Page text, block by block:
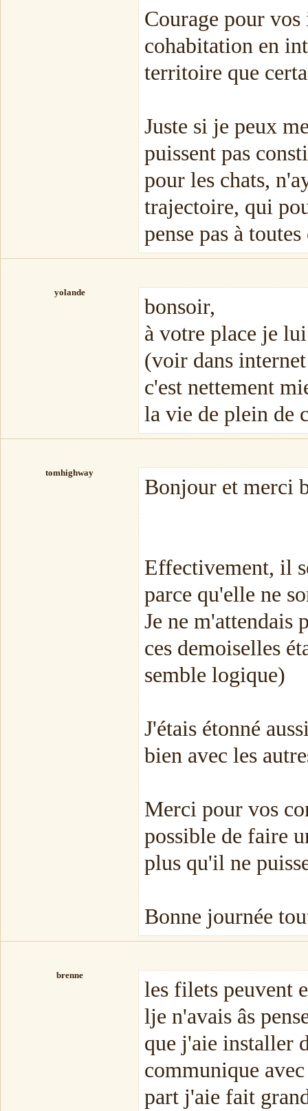
Courage pour
cohabitation en
territoire que
Juste si je peux
puissent pas
pour les chats,
trajectoire, qui
pense pas à
yolande
bonsoir,
à votre place je
(voir dans
c'est nettement
la vie de plein de
tomhighway
Bonjour et merci
Effectivement, il
parce qu'elle ne
Je ne m'attendais
ces demoiselles
semble logique)
J'étais étonné
bien avec les
Merci pour vos
possible de faire
plus qu'il ne
Bonne journée
brenne
les filets peuvent
lje n'avais âs
que j'aie installer
communique
part j'aie fait